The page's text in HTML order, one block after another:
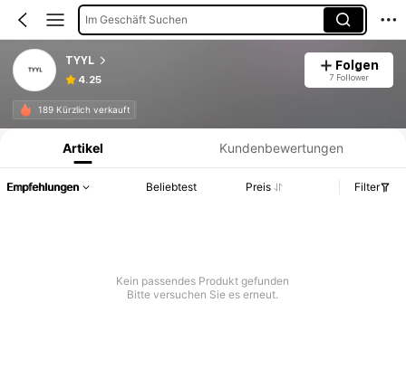
Im Geschäft Suchen
TYYL
4.25
Folgen
7 Follower
189 Kürzlich verkauft
Produktinformation: Preisangabe, Verkaufs- und Lagerbestandsdetails.
Artikel Kundenbewertungen
Empfehlungen Beliebtest Preis Filter
Kein passendes Produkt gefunden
Bitte versuchen Sie es erneut.